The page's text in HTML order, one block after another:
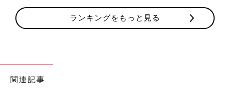
てくれるみたいですよ👌 治療内容はできるものとできない
ものがあるみたいですが、少しでもやって貰えると良いです
ね❤️ 早く腰痛から解放されますように✨ 私も体調良くなっ
関連するその他の体験談
ランキングをもっと見る
関連記事